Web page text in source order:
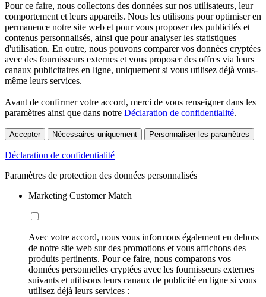
Pour ce faire, nous collectons des données sur nos utilisateurs, leur
comportement et leurs appareils. Nous les utilisons pour optimiser en
permanence notre site web et pour vous proposer des publicités et
contenus personnalisés, ainsi que pour analyser les statistiques
d'utilisation. En outre, nous pouvons comparer vos données cryptées
avec des fournisseurs externes et vous proposer des offres via leurs
canaux publicitaires en ligne, uniquement si vous utilisez déjà vous-
même leurs services.
Avant de confirmer votre accord, merci de vous renseigner dans les
paramètres ainsi que dans notre Déclaration de confidentialité.
Accepter Nécessaires uniquement Personnaliser les paramètres
Déclaration de confidentialité
Paramètres de protection des données personnalisés
Marketing Customer Match
Avec votre accord, nous vous informons également en dehors
de notre site web sur des promotions et vous affichons des
produits pertinents. Pour ce faire, nous comparons vos
données personnelles cryptées avec les fournisseurs externes
suivants et utilisons leurs canaux de publicité en ligne si vous
utilisez déjà leurs services :